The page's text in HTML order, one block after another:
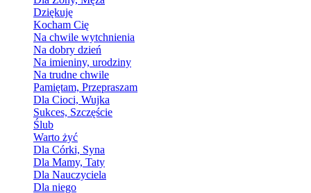
Dziękuję
Kocham Cię
Na chwile wytchnienia
Na dobry dzień
Na imieniny, urodziny
Na trudne chwile
Pamiętam, Przepraszam
Dla Cioci, Wujka
Sukces, Szczęście
Ślub
Warto żyć
Dla Córki, Syna
Dla Mamy, Taty
Dla Nauczyciela
Dla niego